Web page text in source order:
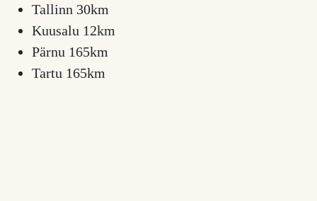
Tallinn 30km
Kuusalu 12km
Pärnu 165km
Tartu 165km